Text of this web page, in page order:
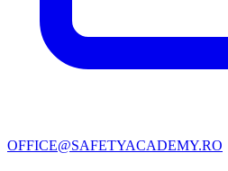
OFFICE@SAFETYACADEMY.RO